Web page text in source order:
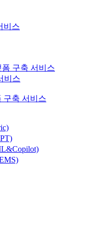
비스
폼 구축 서비스
비스
구축 서비스